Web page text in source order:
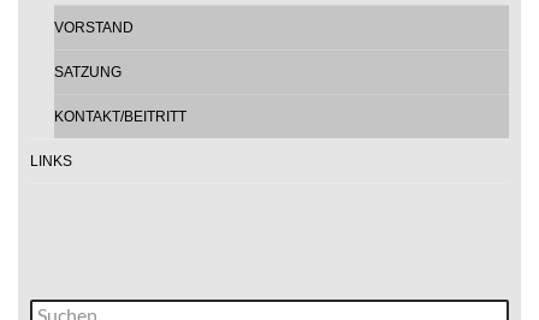
VORSTAND
SATZUNG
KONTAKT/BEITRITT
LINKS
Suche